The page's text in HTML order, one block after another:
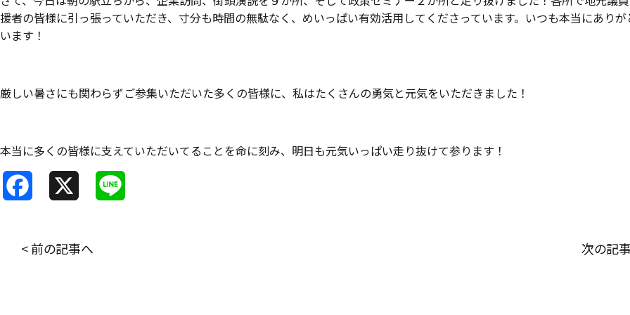
援者の皆様に引っ張っていただき、寸分も時間の無駄なく、めいっぱい有効活用してくださっています。いつも本当にあり
います！
厳しい暑さにも関わらずご参集いただいた多くの皆様に、私はたくさんの勇気と元気をいただきました！
本当に多くの皆様に支えていただいてることを命に刻み、明日も元気いっぱい走り抜けて参ります！
c
< 前の記事へ 次の記